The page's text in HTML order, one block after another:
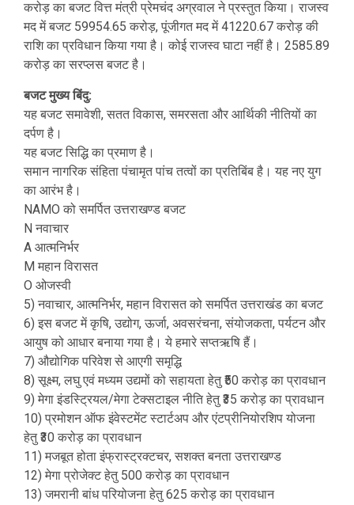
करोड़ का बजट वित्त मंत्री प्रेमचंद अग्रवाल ने प्रस्तुत किया। राजस्व
मद में बजट 59954.65 करोड़, पूंजीगत मद में 41220.67 करोड़ की
राशि का प्रविधान किया गया है। कोई राजस्व घाटा नहीं है। 2585.89
करोड़ का सरप्लस बजट है।
बजट मुख्य बिंदु:
यह बजट समावेशी, सतत विकास, समरसता और आर्थिकी नीतियों का
दर्पण है।
यह बजट सिद्धि का प्रमाण है।
समान नागरिक संहिता पंचामृत पांच तत्वों का प्रतिबिंब है। यह नए युग
का आरंभ है।
NAMO को समर्पित उत्तराखण्ड बजट
N नवाचार
A आत्मनिर्भर
M महान विरासत
O ओजस्वी
5) नवाचार, आत्मनिर्भर, महान विरासत को समर्पित उत्तराखंड का बजट
6) इस बजट में कृषि, उद्योग, ऊर्जा, अवसरंचना, संयोजकता, पर्यटन और
आयुष को आधार बनाया गया है। ये हमारे सप्तऋषि हैं।
7) औद्योगिक परिवेश से आएगी समृद्धि
8) सूक्ष्म, लघु एवं मध्यम उद्यमों को सहायता हेतु ₹50 करोड़ का प्रावधान
9) मेगा इंडस्ट्रियल/मेगा टेक्सटाइल नीति हेतु ₹35 करोड़ का प्रावधान
10) प्रमोशन ऑफ इंवेस्टमेंट स्टार्टअप और एंटप्रीनियोरशिप योजना
हेतु ₹30 करोड़ का प्रावधान
11) मजबूत होता इंफ्रास्ट्रक्टचर, सशक्त बनता उत्तराखण्ड
12) मेगा प्रोजेक्ट हेतु 500 करोड़ का प्रावधान
13) जमरानी बांध परियोजना हेतु 625 करोड़ का प्रावधान